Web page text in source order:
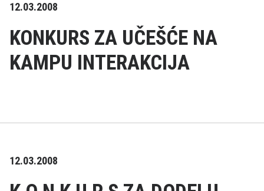
12.03.2008
KONKURS ZA UČEŠĆE NA
KAMPU INTERAKCIJA
12.03.2008